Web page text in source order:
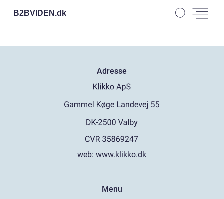
B2BVIDEN.dk
Adresse
web: www.klikko.dk
Menu